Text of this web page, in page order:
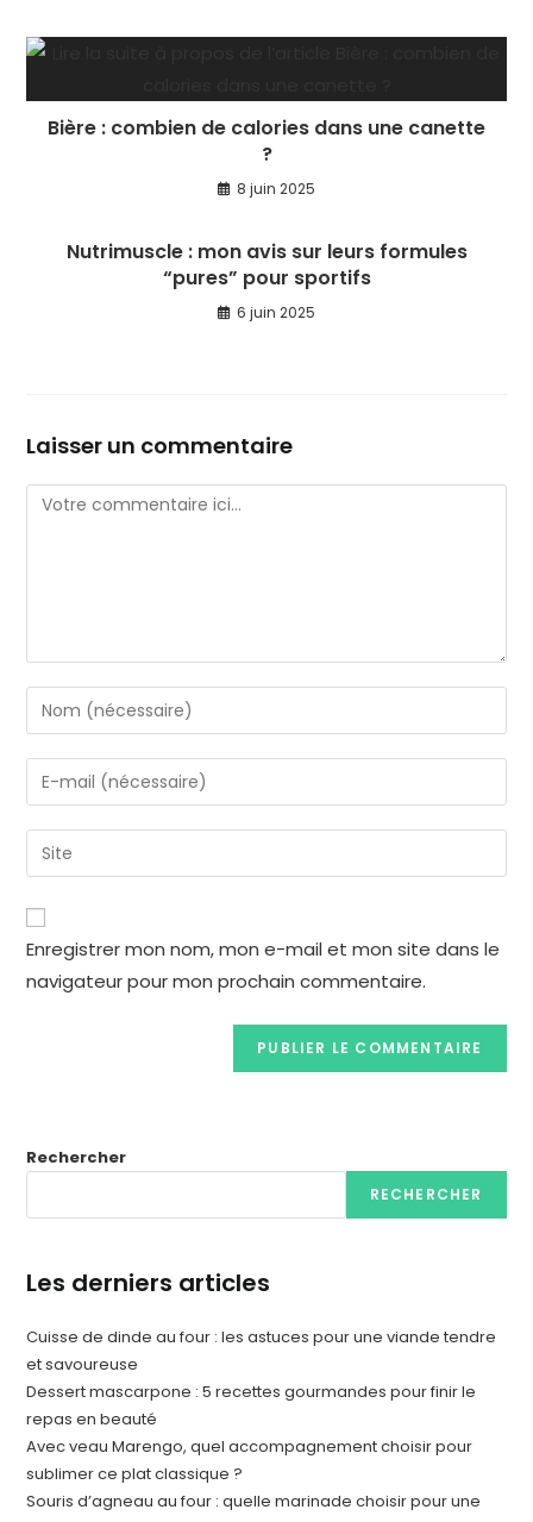
Bière : combien de calories dans une canette
?
8 juin 2025
Nutrimuscle : mon avis sur leurs formules
“pures” pour sportifs
6 juin 2025
Laisser un commentaire
Enregistrer mon nom, mon e-mail et mon site dans le
navigateur pour mon prochain commentaire.
Rechercher
RECHERCHER
Les derniers articles
Cuisse de dinde au four : les astuces pour une viande tendre
et savoureuse
Dessert mascarpone : 5 recettes gourmandes pour finir le
repas en beauté
Avec veau Marengo, quel accompagnement choisir pour
sublimer ce plat classique ?
Souris d’agneau au four : quelle marinade choisir pour une